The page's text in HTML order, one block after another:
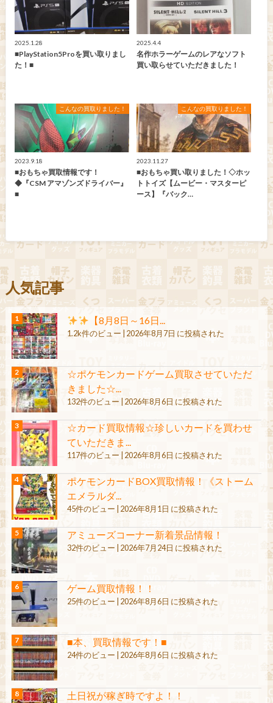
2025.1.28
■PlayStation5Proを買い取りまし
た！■
2025.4.4
名作ホラーゲームのレアなソフト
買い取らせていただきました！
こんなの買取りました！
2023.9.18
■おもちゃ買取情報です！
◆『CSM アマゾンズドライバー』
■
こんなの買取りました！
2023.11.27
■おもちゃ買い取りました！◇ホッ
トトイズ【ムービー・マスターピ
ース】『バック…
人気記事
【8月8日～16日...
1.2k件のビュー 2026年8月7日 に投稿された
☆ポケモンカードゲーム買取させていただ
きました☆...
132件のビュー 2026年8月6日 に投稿された
☆カード買取情報☆珍しいカードを買わせ
ていただきま...
117件のビュー 2026年8月6日 に投稿された
ポケモンカードBOX買取情報！《ストーム
エメラルダ...
45件のビュー 2026年8月1日 に投稿された
アミューズコーナー新着景品情報！
32件のビュー 2026年7月24日 に投稿された
ゲーム買取情報！！
25件のビュー 2026年8月6日 に投稿された
■本、買取情報です！■
24件のビュー 2026年8月6日 に投稿された
土日祝が稼ぎ時ですよ！！